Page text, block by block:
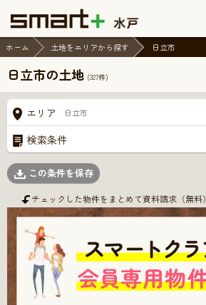
ホーム 土地をエリアから探す 日立市
日立市の土地 (327件)
エリア 日立市
検索条件
この条件を保存
チェックした物件をまとめて資料請求（無料）